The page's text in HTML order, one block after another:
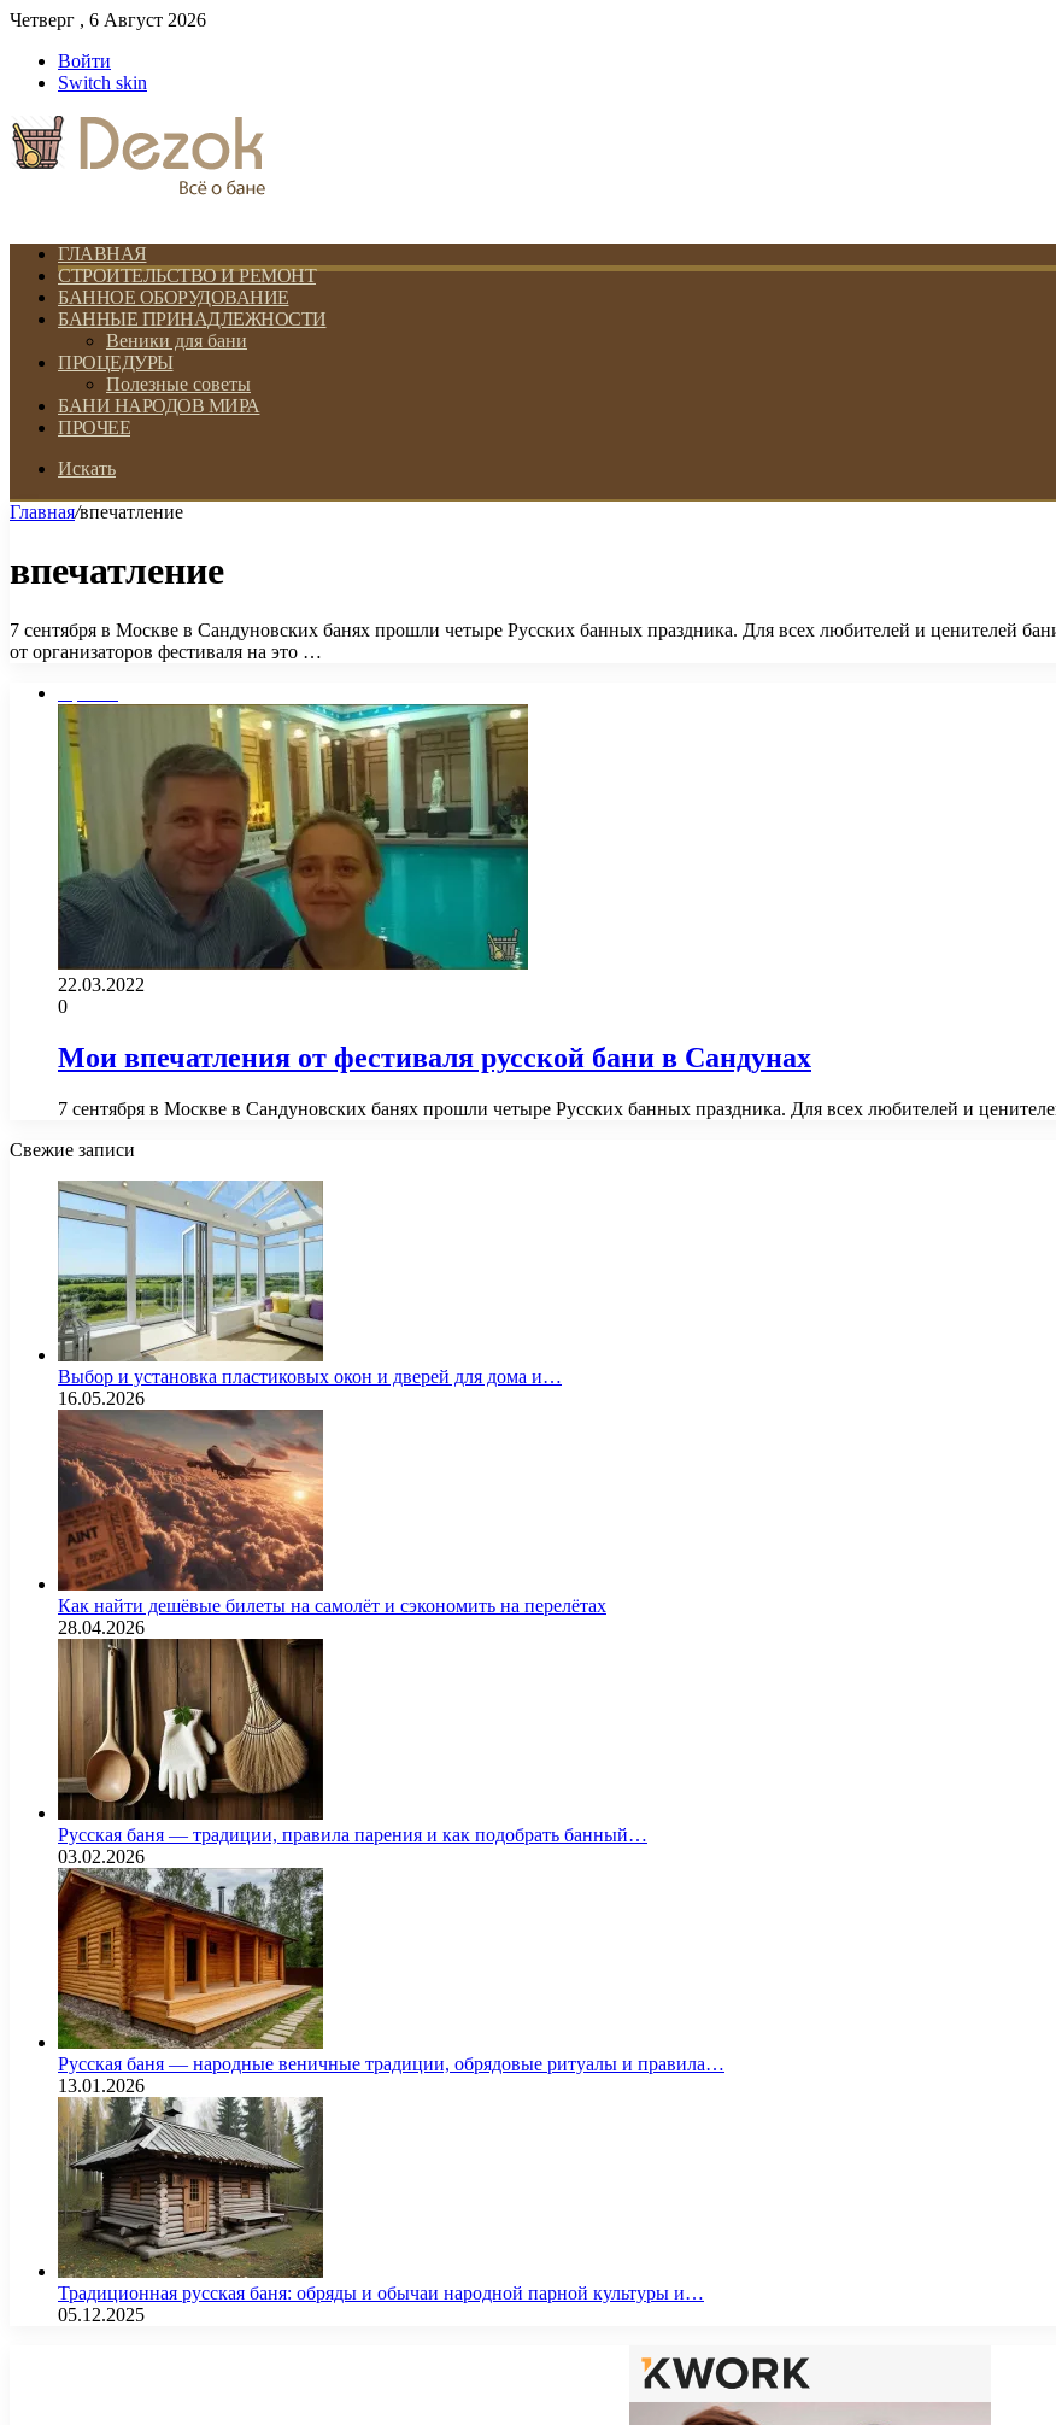
Четверг , 6 Август 2026
Войти
Switch skin
ГЛАВНАЯ
СТРОИТЕЛЬСТВО И РЕМОНТ
БАННОЕ ОБОРУДОВАНИЕ
БАННЫЕ ПРИНАДЛЕЖНОСТИ
Веники для бани
ПРОЦЕДУРЫ
Полезные советы
БАНИ НАРОДОВ МИРА
ПРОЧЕЕ
Искать
Главная/впечатление
впечатление
7 сентября в Москве в Сандуновских банях прошли четыре Русских банных праздника. Для всех любителей и ценителей
от организаторов фестиваля на это …
22.03.2022
0
Мои впечатления от фестиваля русской бани в Сандунах
7 сентября в Москве в Сандуновских банях прошли четыре Русских банных праздника. Для всех любителей и
Свежие записи
Выбор и установка пластиковых окон и дверей для дома и…
16.05.2026
Как найти дешёвые билеты на самолёт и сэкономить на перелётах
28.04.2026
Русская баня — традиции, правила парения и как подобрать банный…
03.02.2026
Русская баня — народные веничные традиции, обрядовые ритуалы и правила…
13.01.2026
Традиционная русская баня: обряды и обычаи народной парной культуры и…
05.12.2025